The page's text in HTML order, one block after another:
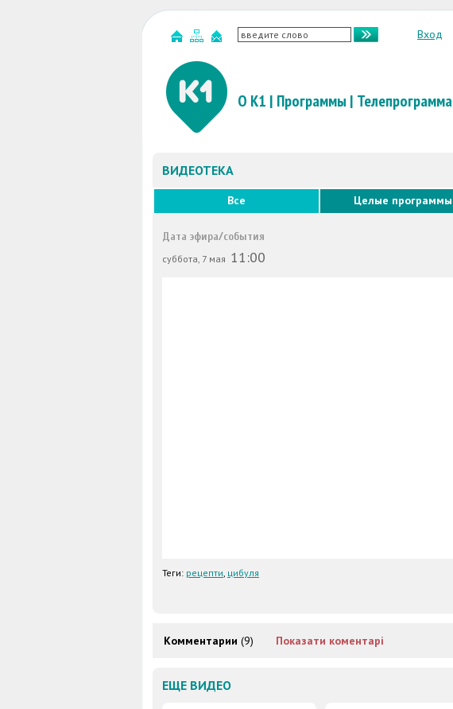
Вход
О К1 | Программы | Телепрограмма
ВИДЕОТЕКА
Все Целые программы
Дата эфира/события
суббота, 7 мая 11:00
Теги: рецепти, цибуля
Комментарии (9) Показати коментарі
ЕЩЕ ВИДЕО